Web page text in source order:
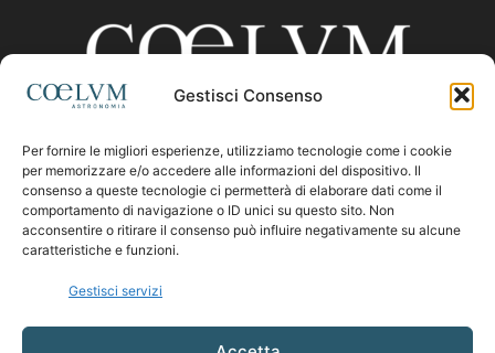
Gestisci Consenso
Per fornire le migliori esperienze, utilizziamo tecnologie come i cookie
per memorizzare e/o accedere alle informazioni del dispositivo. Il
consenso a queste tecnologie ci permetterà di elaborare dati come il
comportamento di navigazione o ID unici su questo sito. Non
acconsentire o ritirare il consenso può influire negativamente su alcune
caratteristiche e funzioni.
Gestisci servizi
CHI SIAMO
Contattaci:coelumastro@coelum.com